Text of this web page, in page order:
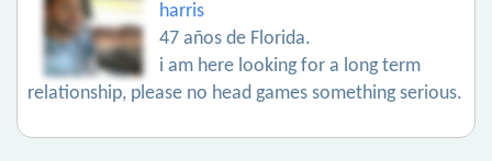
harris
47 años de Florida.
i am here looking for a long term
relationship, please no head games something serious.